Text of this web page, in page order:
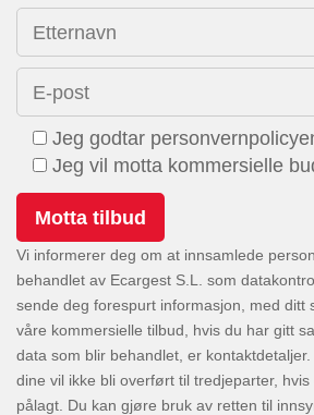
Etternavn
E-post
Jeg godtar
Jeg vil motta kommersielle
Vi informerer deg om at innsamlede
behandlet av Ecargest S.L. som
sende deg forespurt informasjon, med ditt
våre kommersielle tilbud, hvis du har gitt
data som blir behandlet, er
dine vil ikke bli overført til tredjeparter,
pålagt. Du kan gjøre bruk av retten til